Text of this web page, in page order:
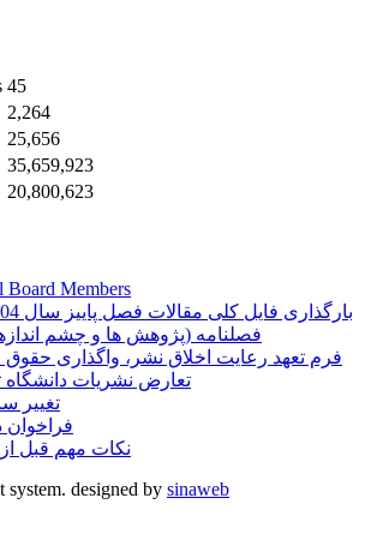
45
2,264
25,656
35,659,923
20,800,623
Members
فصلنامه (پژوهش ها و چشم
فرم تعهد رعایت اخلاق نشر، واگذاری
تعارض نشریات
تغییر
فراخوان
نکات مهم قبل
system. designed by sinaweb